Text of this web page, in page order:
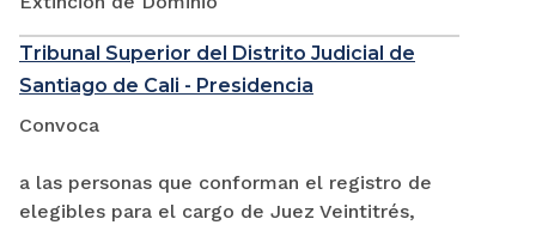
Tribunal Superior del Distrito Judicial de
Santiago de Cali - Presidencia
Convoca
a las personas que conforman el registro de
elegibles para el cargo de Juez Veintitrés,